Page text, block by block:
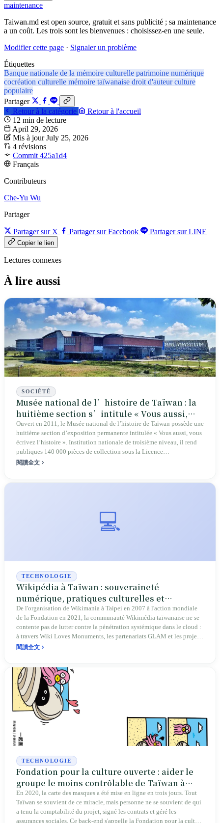
maintenance
Taiwan.md est open source, gratuit et sans publicité ; sa maintenance
a un coût. Les trois sont les bienvenues : choisissez-en une seule.
Modifier cette page · Signaler un problème
Étiquettes
Banque nationale de la mémoire culturelle patrimoine numérique
cocréation culturelle mémoire taïwanaise droit d'auteurculture
populaire
Partager
Retour à la catégorie
Retour à l'accueil
12 min de lecture
April 29, 2026
Mis à jour July 25, 2026
4 révisions
Commit 425a1d4
Français
Contributeurs
Che-Yu Wu
Partager
Partager sur X Partager sur Facebook Partager sur LINE
Copier le lien
Lectures connexes
À lire aussi
SOCIÉTÉ
Musée national de l’histoire de Taïwan : la
huitième section s’intitule « Vous aussi,
vous écrivez l’histoire »
Ouvert en 2011, le Musée national de l’histoire de Taïwan possède une
huitième section d’exposition permanente intitulée « Vous aussi, vous
écrivez l’histoire ». Institution nationale de troisième niveau, il rend
publiques 140 000 pièces de collection sous la Licence
gouvernementale d’ouverture des données, version 1.0 ; son directeur
閱讀全文
💻
TECHNOLOGIE
Wikipédia à Taïwan : souveraineté
numérique, pratiques culturelles et
mosaïque du savoir des peuples autochtones
De l'organisation de Wikimania à Taipei en 2007 à l'action mondiale
de la Fondation en 2021, la communauté Wikimédia taïwanaise ne se
contente pas de lutter contre la pénétration systémique dans le cloud :
à travers Wiki Loves Monuments, les partenariats GLAM et les projets
éducatifs, elle promeut le patrimoine culturel, les perspectives
approfondir la résilience culturelle.
閱讀全文
TECHNOLOGIE
Fondation pour la culture ouverte : aider le
groupe le moins contrôlable de Taïwan à
faire la chose la plus ennuyeuse
En 2020, la carte des masques a été mise en ligne en trois jours. Tout
Taïwan se souvient de ce miracle, mais personne ne se souvient de qui
a tenu la comptabilité du projet, signé les contrats et géré les
assurances sociales. Ce back-end s'appelle la Fondation pour la culture